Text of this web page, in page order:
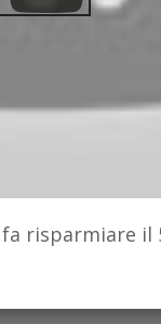
risparmiare il